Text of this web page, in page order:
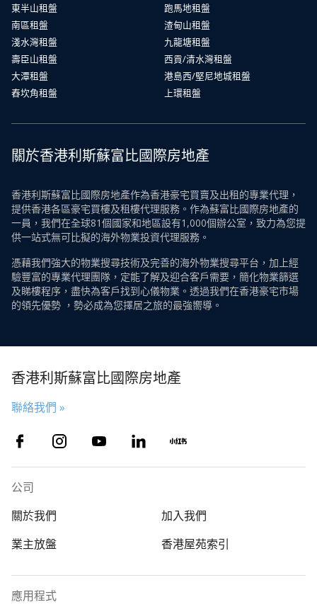
東半山租盤
南區租盤
淺水灣租盤
壽臣山租盤
大潭租盤
舂坎角租盤
跑馬地租盤
渣甸山租盤
九龍塘租盤
西貢/清水灣租盤
港島西/堅尼地城租盤
上環租盤
關於香港利斯蘇富比國際房地產
香港利斯蘇富比國際房地產作為香港豪宅買賣及出租的專業代理，
提供香港各區豪宅買樓及租樓代理服務。作為蘇富比國際房地產的
一員，我們在全球81個國家和地區設有1,000個辦公室，致力為您提
供一站式無可比擬的海外物業投資代理服務。
憑藉我們強大的物業搜尋技術及完善的海外物業搜尋平台，加上經
驗豐富的專業代理團隊，定能了解及迎合客戶需要，簡化物業篩選
及睇樓程序，盡快為客戶找到心儀物業。透過我們在香港豪宅市場
的領先優勢 ，勢必成為您擇居之旅的最強嚮導。
香港利斯蘇富比國際房地產
聯絡我們 »
公司
關於我們
加入我們
業主放盤
香港屋苑索引
應用程式